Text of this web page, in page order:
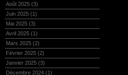
Août 2025 (3)
Juin 2025 (1)
Mai 2025 (3)
Avril 2025 (1)
Mars 2025 (2)
Février 2025 (2)
Janvier 2025 (3)
Décembre 2024 (1)